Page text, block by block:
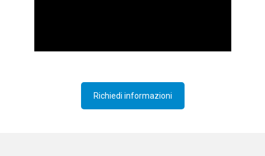
Richiedi informazioni